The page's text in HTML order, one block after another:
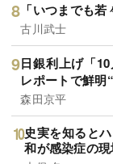
「いつまでも
古川武士
日銀利上げ「
レポートで鮮明
森田京平
史実を知ると
和が感染症の